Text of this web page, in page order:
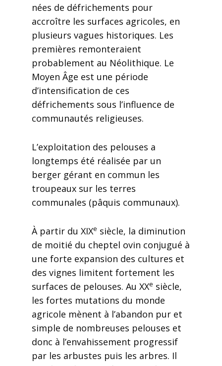
nées de défrichements pour
accroître les surfaces agricoles, en
plusieurs vagues historiques. Les
premières remonteraient
probablement au Néolithique. Le
Moyen Âge est une période
d’intensification de ces
défrichements sous l’influence de
communautés religieuses.
L’exploitation des pelouses a
longtemps été réalisée par un
berger gérant en commun les
troupeaux sur les terres
communales (pâquis communaux).
À partir du XIXe siècle, la diminution
de moitié du cheptel ovin conjugué à
une forte expansion des cultures et
des vignes limitent fortement les
surfaces de pelouses. Au XXe siècle,
les fortes mutations du monde
agricole mènent à l’abandon pur et
simple de nombreuses pelouses et
donc à l’envahissement progressif
par les arbustes puis les arbres. Il